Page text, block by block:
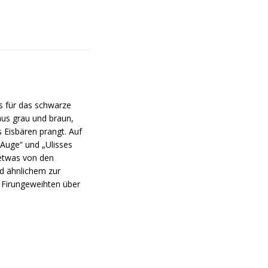
für das schwarze
grau und braun,
prangt. Auf
und „Ulisses
von den
ähnlichem zur
über